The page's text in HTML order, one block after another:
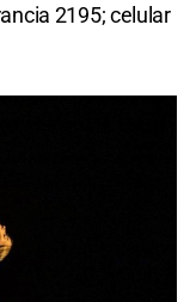
2195; celular